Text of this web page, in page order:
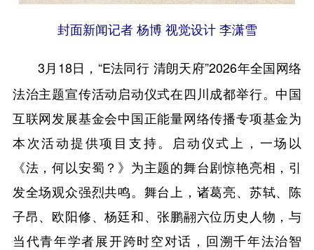
封面新闻记者 杨博 视觉设计 李潇雪
3月18日，“E法同行 清朗天府”2026年全国网络
法治主题宣传活动启动仪式在四川成都举行。中国
互联网发展基金会中国正能量网络传播专项基金为
本次活动提供项目支持。启动仪式上，一场以
《法，何以安蜀？》为主题的舞台剧惊艳亮相，引
发全场观众强烈共鸣。舞台上，诸葛亮、苏轼、陈
子昂、欧阳修、杨廷和、张鹏翮六位历史人物，与
当代青年学者展开跨时空对话，回溯千年法治智